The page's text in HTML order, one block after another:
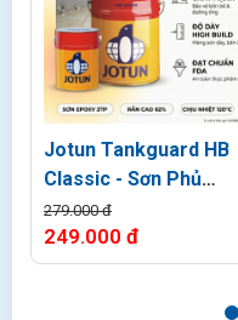
Jotun Tankguard HB
Classic - Sơn Phủ
Epoxy Lòng bồn xăng
dầu
279.000 đ
249.000 đ